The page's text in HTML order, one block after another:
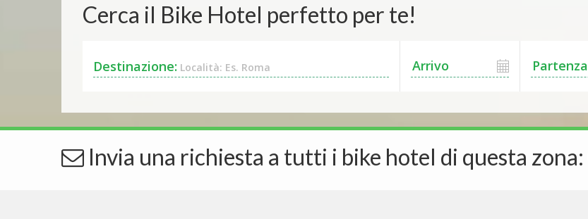
Cerca il Bike Hotel perfetto per te!
Destinazione: Località: Es. Roma
Invia una richiesta a tutti i bike hotel di questa zona: